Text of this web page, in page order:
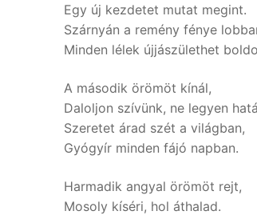
Egy új kezdetet mutat megint.
Szárnyán a remény fénye
Minden lélek újjászülethet
A második örömöt kínál,
Daloljon szívünk, ne legyen
Szeretet árad szét a világban,
Gyógyír minden fájó napban.
Harmadik angyal örömöt rejt,
Mosoly kíséri, hol áthalad.